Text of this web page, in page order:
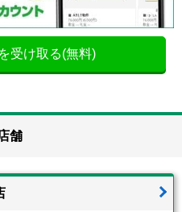
受け取る(無料)
舗